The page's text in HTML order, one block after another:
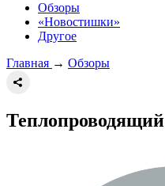
Обзоры
«Новостишки»
Другое
Главная → Обзоры